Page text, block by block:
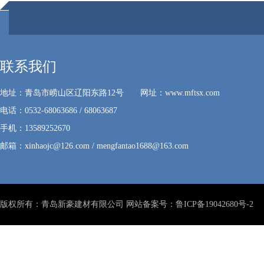
联系我们
地址：青岛市崂山区辽阳东路12号 网址：www.mftsx.com
电话：0532-68063686 / 68063687
手机：13589252670
邮箱：xinhaojc@126.com / mengfantao1688@163.com
版权所有：青岛新豪建材有限公司 网站备案号： 鲁ICP备19042680号-2